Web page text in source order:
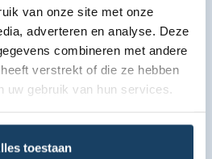
van onze site met onze
adverteren en analyse. Deze
combineren met andere
verstrekt of die ze hebben
uw gebruik van hun services.
toestaan